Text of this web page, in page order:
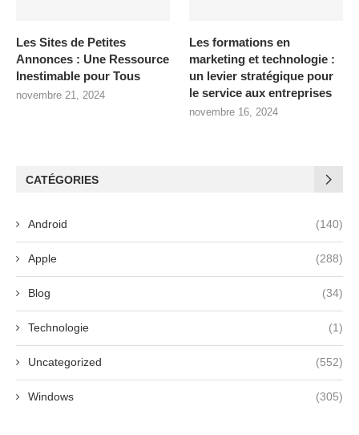
Les Sites de Petites
Annonces : Une Ressource
Inestimable pour Tous
novembre 21, 2024
Les formations en
marketing et technologie :
un levier stratégique pour
le service aux entreprises
novembre 16, 2024
CATÉGORIES
Android (140)
Apple (288)
Blog (34)
Technologie (1)
Uncategorized (552)
Windows (305)